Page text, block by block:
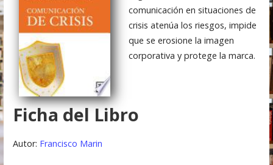
o
comunicación en situaciones de
crisis atenúa los riesgos, impide
que se erosione la imagen
corporativa y protege la marca.
Ficha del Libro
Autor: Francisco Marin